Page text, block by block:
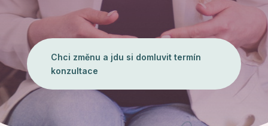
Chci změnu a jdu si domluvit termín
konzultace